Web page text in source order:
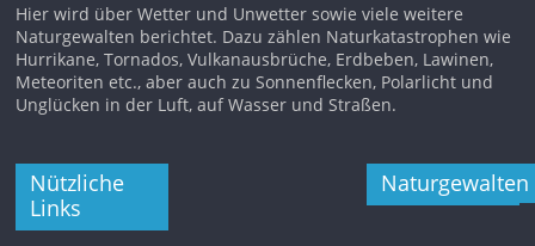
Hier wird über Wetter und Unwetter sowie viele weitere
Naturgewalten berichtet. Dazu zählen Naturkatastrophen wie
Hurrikane, Tornados, Vulkanausbrüche, Erdbeben, Lawinen,
Meteoriten etc., aber auch zu Sonnenflecken, Polarlicht und
Unglücken in der Luft, auf Wasser und Straßen.
Nützliche
Links
Naturgewalten